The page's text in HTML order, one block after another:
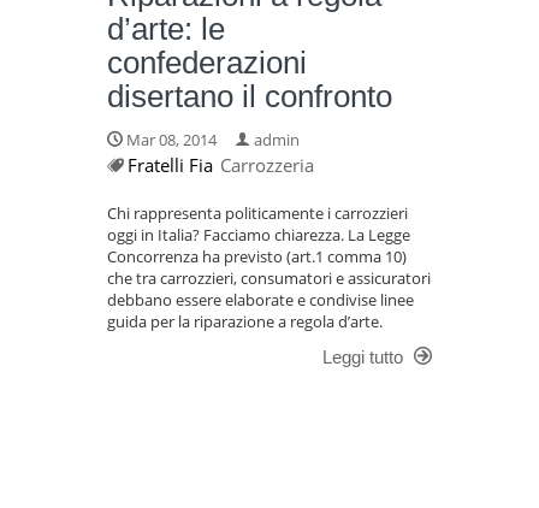
d’arte: le
confederazioni
disertano il confronto
Mar 08, 2014 admin
Fratelli Fia Carrozzeria
Chi rappresenta politicamente i carrozzieri
oggi in Italia? Facciamo chiarezza. La Legge
Concorrenza ha previsto (art.1 comma 10)
che tra carrozzieri, consumatori e assicuratori
debbano essere elaborate e condivise linee
guida per la riparazione a regola d’arte.
Leggi tutto